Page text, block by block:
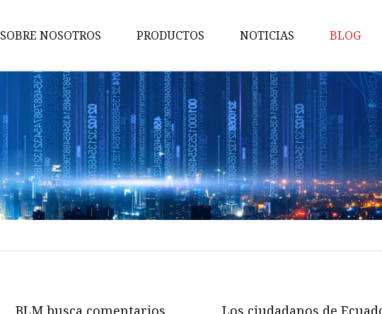
SOBRE NOSOTROS PRODUCTOS
Filtro vibratorio
Equipo auxiliar
Separador de vibración
Filtro de hojas a presión
Separación Líquido Sólido
Almazara
NOTICIAS BLOG
BLM busca comentarios
Los ciudadanos de